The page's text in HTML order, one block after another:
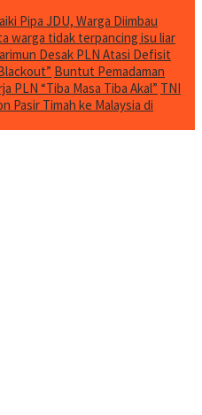
Pipa JDU, Warga Diimbau
warga tidak terpancing isu liar
Desak PLN Atasi Defisit
Buntut Pemadaman
PLN “Tiba Masa Tiba Akal” TNI
Pasir Timah ke Malaysia di